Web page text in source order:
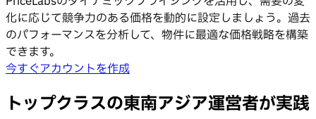
化に応じて競争力のある価格を動的に設定しましょう。過去
のパフォーマンスを分析して、物件に最適な価格戦略を構築
できます。
今すぐアカウントを作成
トップクラスの東南アジア運営者が実践